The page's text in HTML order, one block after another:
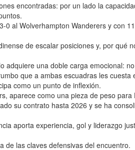
encontradas: por un lado la
0 al Wolverhampton Wanderers y con
de escalar posiciones y, por qué
adquiere una doble carga emocional:
que a ambas escuadras les cuesta
como un punto de inflexión.
aparece como una pieza de peso para
su contrato hasta 2026 y se ha
aporta experiencia, gol y liderazgo
de las claves defensivas del encuentro.